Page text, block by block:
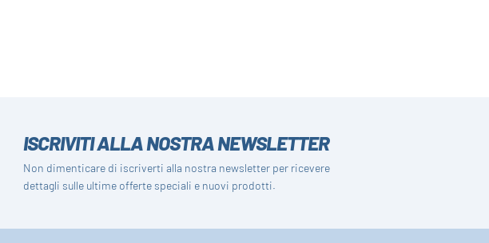
ISCRIVITI ALLA NOSTRA NEWSLETTER
Non dimenticare di iscriverti alla nostra newsletter per ricevere
dettagli sulle ultime offerte speciali e nuovi prodotti.